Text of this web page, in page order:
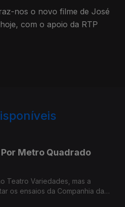
nos o novo filme de José
com o apoio da RTP
Por Metro Quadrado
Teatro Variedades, mas a
os ensaios da Companhia da